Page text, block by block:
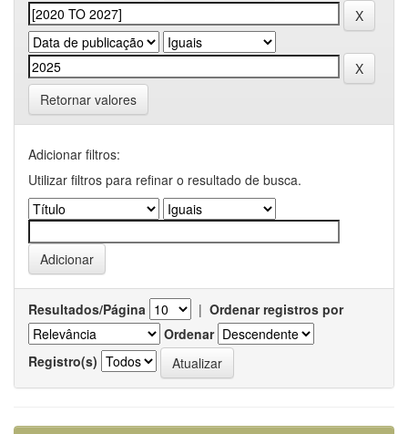
Retornar valores
Adicionar filtros:
Utilizar filtros para refinar o resultado de busca.
Resultados/Página | Ordenar registros por
Ordenar
Registro(s)